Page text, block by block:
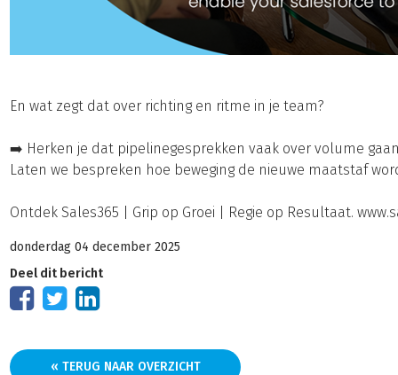
En wat zegt dat over richting en ritme in je team?
➡️ Herken je dat pipelinegesprekken vaak over volume
Laten we bespreken hoe beweging de nieuwe maatstaf
Ontdek Sales365 | Grip op Groei | Regie op Resultaat.
donderdag 04 december 2025
Deel dit bericht
« TERUG NAAR OVERZICHT